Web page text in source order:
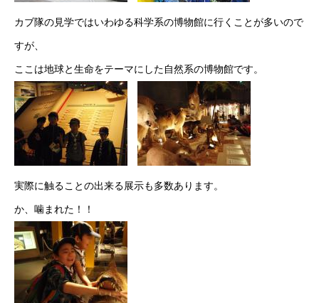
カブ隊の見学ではいわゆる科学系の博物館に行くことが多いので
すが、
ここは地球と生命をテーマにした自然系の博物館です。
実際に触ることの出来る展示も多数あります。
か、噛まれた！！